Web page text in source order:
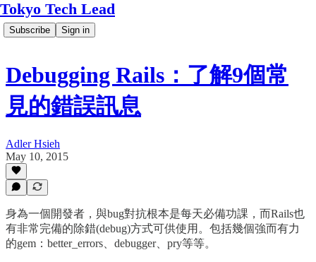
Tokyo Tech Lead
Subscribe Sign in
Debugging Rails：了解9個常
見的錯誤訊息
Adler Hsieh
May 10, 2015
身為一個開發者，與bug對抗根本是每天必備功課，而Rails也
有非常完備的除錯(debug)方式可供使用。包括幾個強而有力
的gem：better_errors、debugger、pry等等。